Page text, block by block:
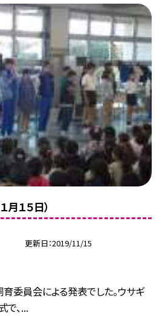
月１５日）
更新日 2019/11/15
育委員会による発表でした。ウサギ
、...